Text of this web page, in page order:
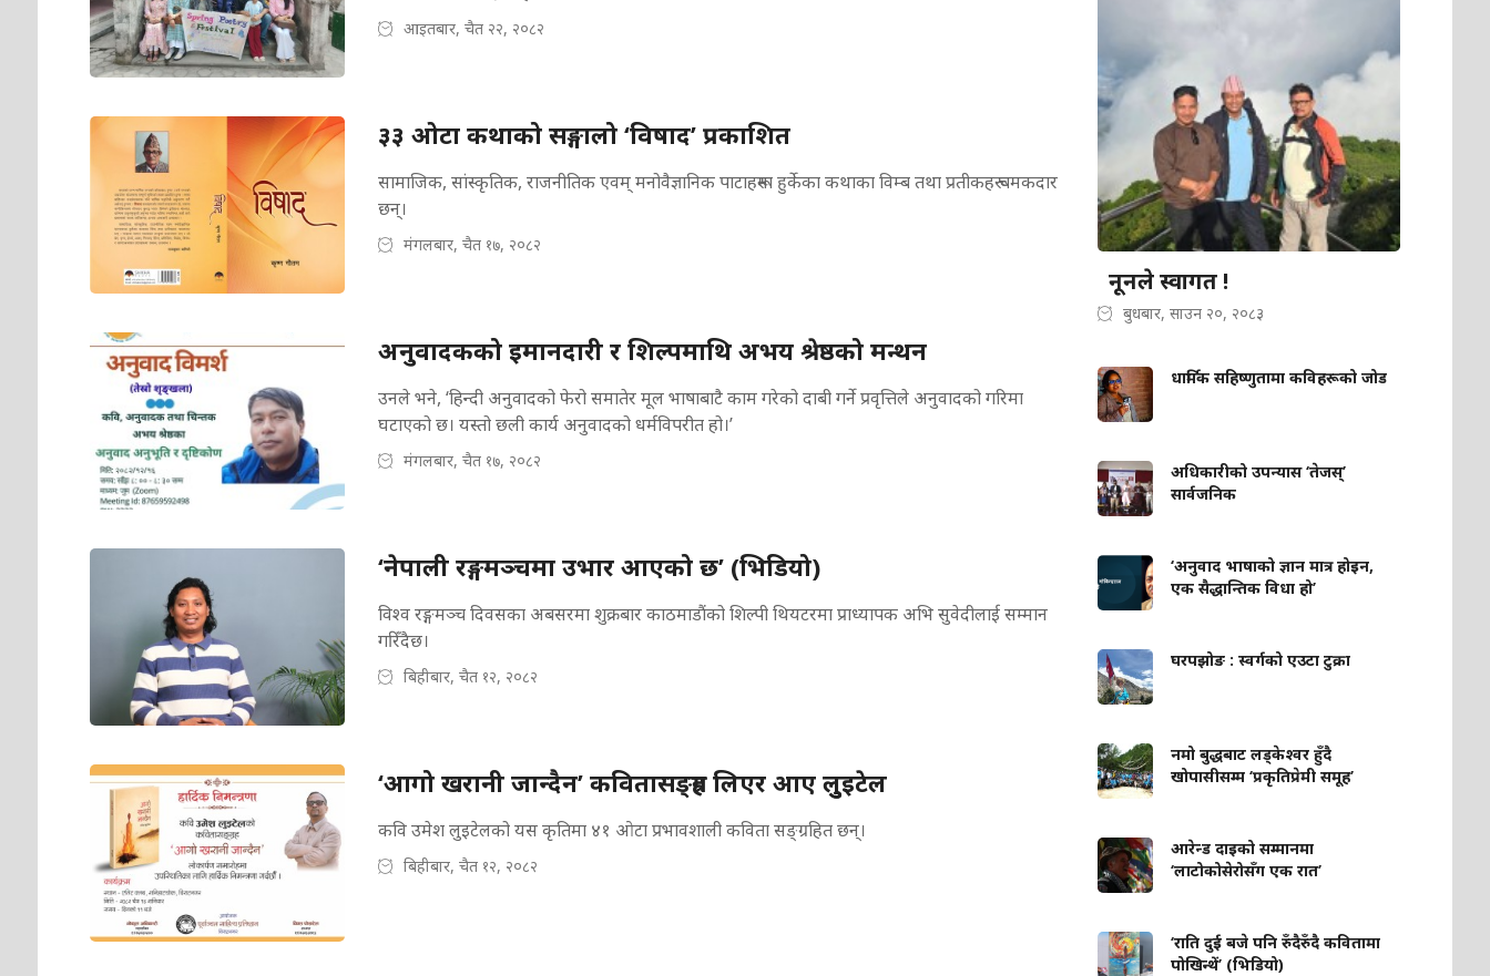
आइतबार, चैत २२, २०८२
३३ ओटा कथाको सङ्गालो ‘विषाद’ प्रकाशित
सामाजिक, सांस्कृतिक, राजनीतिक एवम् मनोवैज्ञानिक पाटाहरूमा हुर्केका कथाका विम्ब तथा प्रतीकहरू चमकदार
छन्।
मंगलबार, चैत १७, २०८२
अनुवादकको इमानदारी र शिल्पमाथि अभय श्रेष्ठको मन्थन
उनले भने, ‘हिन्दी अनुवादको फेरो समातेर मूल भाषाबाटै काम गरेको दाबी गर्ने प्रवृत्तिले अनुवादको गरिमा
घटाएको छ। यस्तो छली कार्य अनुवादको धर्मविपरीत हो।’
मंगलबार, चैत १७, २०८२
‘नेपाली रङ्गमञ्चमा उभार आएको छ’ (भिडियो)
विश्व रङ्गमञ्च दिवसका अबसरमा शुक्रबार काठमाडौंको शिल्पी थियटरमा प्राध्यापक अभि सुवेदीलाई सम्मान
गरिँदैछ।
बिहीबार, चैत १२, २०८२
‘आगो खरानी जान्दैन’ कवितासङ्ग्रह लिएर आए लुुइटेल
कवि उमेश लुइटेलको यस कृतिमा ४१ ओटा प्रभावशाली कविता सङ्ग्रहित छन्।
बिहीबार, चैत १२, २०८२
नूनले स्वागत !
बुधबार, साउन २०, २०८३
धार्मिक सहिष्णुतामा कविहरूको जोड
अधिकारीको उपन्यास ‘तेजस्’
सार्वजनिक
‘अनुवाद भाषाको ज्ञान मात्र होइन,
एक सैद्धान्तिक विधा हो’
घरपझोङ : स्वर्गको एउटा टुक्रा
नमो बुद्धबाट लड्केश्वर हुँदै
खोपासीसम्म ‘प्रकृतिप्रेमी समूह’
आरेन्ड दाइको सम्मानमा
‘लाटोकोसेरोसँग एक रात’
‘राति दुई बजे पनि रुँदैरुँदै कवितामा
पोखिन्थें’ (भिडियो)